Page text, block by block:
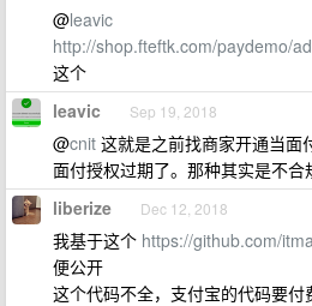
@leavic
http://shop.fteftk.com/paydemo/
这个
leavic Sep 19, 2018
@cnit 这就是之前找商家开通当面
面付授权过期了。那种其实是不合
liberize Dec 12, 2018
我基于这个 https://github.com/
便公开
这个代码不全，支付宝的代码要